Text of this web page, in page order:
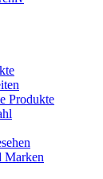
Produkte
Marken